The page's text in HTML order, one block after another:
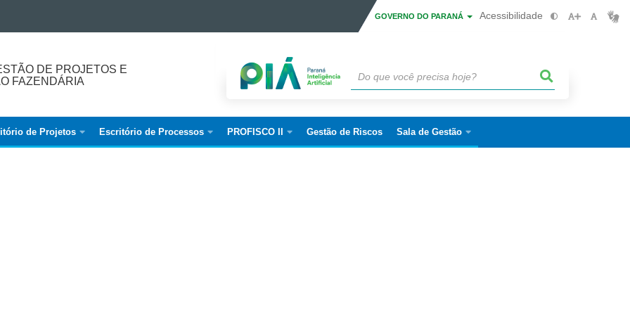
GOVERNO DO PARANÁ Acessibilidade
DE PROJETOS E
FAZENDÁRIA
de Projetos Escritório de Processos PROFISCO II Gestão de Riscos Sala de Gestão